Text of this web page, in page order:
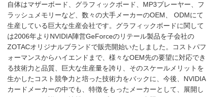
自体はマザーボード、グラフィックボード、MP3プレーヤー、フ
ラッシュメモリーなど、数々の大手メーカーのOEM、 ODMにて
生産している巨大な生産会社です。グラフィックボードに関して
は2006年よりNVIDIA陣営GeForceのリテール製品を子会社の
ZOTACオリジナルブランドで販売開始いたしました。コストパフ
ォーマンスからハイエンドまで、様々なOEM先の要望に対応でき
る技術力と品質、巨大な生産量を誇り、そのスケールメリットを
生かしたコスト競争力と培った技術力をバックに、今後、NVIDIA
カードメーカーの中でも、特徴をもったメーカーとして、展開し